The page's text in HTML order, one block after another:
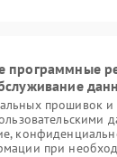
программные
прошивок и
при